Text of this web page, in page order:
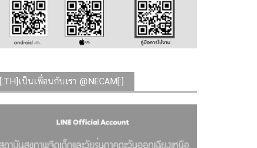
[:TH]เป็นเพื่อนกับเรา @NECAM[:]